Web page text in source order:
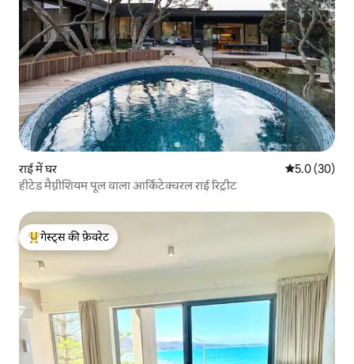
राई में घर औसत रेटिंग 5
5.0 (30)
हीटेड मैग्नीशियम पूल वाला आर्किटेक्चरल राई रिट्रीट
गेस्ट्स का टॉप फ़ेवरेट
गेस्ट्स की फ़ेवरेट